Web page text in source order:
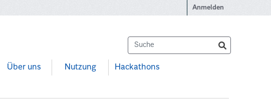
Anmelden
Über uns Nutzung Hackathons